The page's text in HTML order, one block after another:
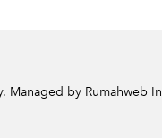
Managed by Rumahweb